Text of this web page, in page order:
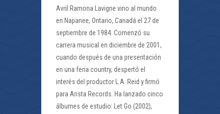
Avril Ramona Lavigne vino al mundo
en Napanee, Ontario, Canadá el 27 de
septiembre de 1984. Comenzó su
carrera musical en diciembre de 2001,
cuando después de una presentación
en una feria country, despertó el
interés del productor L.A. Reid y firmó
para Arista Records. Ha lanzado cinco
álbumes de estudio: Let Go (2002),